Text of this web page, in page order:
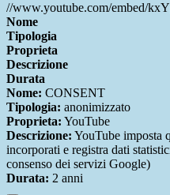
//www.youtube.com/embed/
Nome
Tipologia
Proprieta
Descrizione
Durata
Nome: CONSENT
Tipologia: anonimizzato
Proprieta: YouTube
Descrizione: YouTube imposta
incorporati e registra dati
consenso dei servizi Google)
Durata: 2 anni